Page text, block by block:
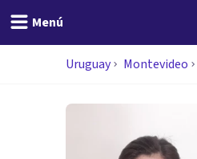
Menú
Uruguay Montevideo